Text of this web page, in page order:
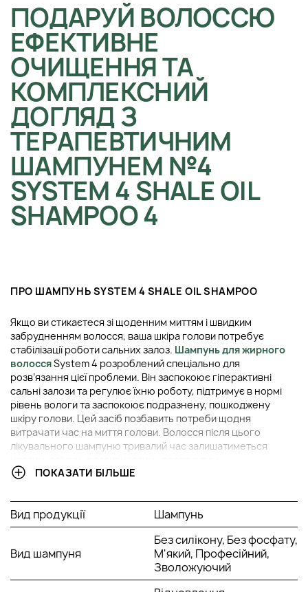
ПОДАРУЙ ВОЛОССЮ
ЕФЕКТИВНЕ
ОЧИЩЕННЯ ТА
КОМПЛЕКСНИЙ
ДОГЛЯД З
ТЕРАПЕВТИЧНИМ
ШАМПУНЕМ №4
SYSTEM 4 SHALE OIL
SHAMPOO 4
ПРО ШАМПУНЬ SYSTEM 4 SHALE OIL SHAMPOO
Якщо ви стикаєтеся зі щоденним миттям і швидким
забрудненням волосся, ваша шкіра голови потребує
стабілізації роботи сальних залоз. Шампунь для жирного
волоссяSystem 4 розроблений спеціально для
розв’язання цієї проблеми. Він заспокоює гіперактивні
сальні залози та регулює їхню роботу, підтримує в нормі
рівень вологи та заспокоює подразнену, пошкоджену
шкіру голови. Цей засіб позбавить потреби щодня
витрачати час на миття голови. Волосся після цього
лікувального шампуню тривалий час залишатиметься
Професійний засіб: компанія System 4
класифікується, як брендпрофесійної косметики
для волосся
, яку часто можна зустріти в салонах.
Цей шампунь заслужив на визнання hair-майстерів і
стилістів.
ПОКАЗАТИ БІЛЬШЕ
Вид продукції Шампунь
Вид шампуня
Без силікону, Без фосфату,
М'який, Професійний,
Зволожуючий